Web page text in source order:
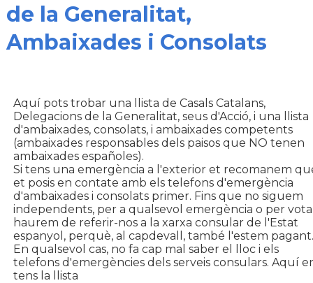
de la Generalitat,
Ambaixades i Consolats
Aquí pots trobar una llista de Casals Catalans,
Delegacions de la Generalitat, seus d'Acció, i una llista
d'ambaixades, consolats, i ambaixades competents
(ambaixades responsables dels paisos que NO tenen
ambaixades españoles).
Si tens una emergència a l'exterior et recomanem
et posis en contate amb els telefons d'emergència
d'ambaixades i consolats primer. Fins que no siguem
independents, per a qualsevol emergència o per
haurem de referir-nos a la xarxa consular de l'Estat
espanyol, perquè, al capdevall, també l'estem pagant.
En qualsevol cas, no fa cap mal saber el lloc i els
telefons d'emergències dels serveis consulars. Aquí
tens la llista